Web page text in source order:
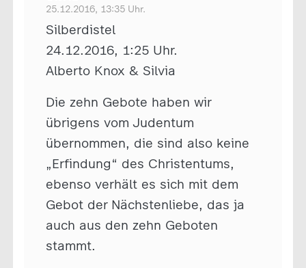
25.12.2016, 13:35 Uhr.
Silberdistel
24.12.2016, 1:25 Uhr.
Alberto Knox & Silvia
Die zehn Gebote haben wir
übrigens vom Judentum
übernommen, die sind also keine
„Erfindung“ des Christentums,
ebenso verhält es sich mit dem
Gebot der Nächstenliebe, das ja
auch aus den zehn Geboten
stammt.